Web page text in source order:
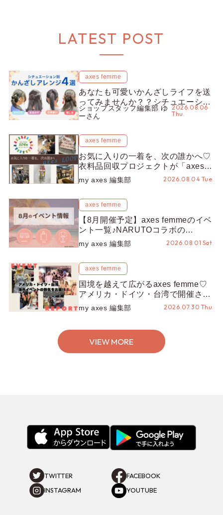
LATEST POST
axes femme
あなたも可愛いかんざしライフを送
ってみませんか？？シチュエーショ
ン別“かんざし”のオススメ【ショッ
プスタッフ編集部】
ショップスタッフ編集部 ゆ
ーさん
2026.08.06
Thu.
axes femme
お気に入りの一着を、次の誰かへ♡
衣料品回収プロジェクトが「axes
LOOP」にアップデート！活用する
とポイントが手に入る◎
my axes 編集部 2026.08.04 Tue.
axes femme
【8月開催予定】axes femmeのイベ
ント一覧♪NARUTOコラボの
REZEN POPUPから、プチYour
Stage.、ティーパーティまで！8月
my axes 編集部 2026.08.01 Sat.
axes femme
国境を越えて広がるaxes femme♡
アメリカ・ドイツ・台湾で開催され
たイベントをお届け！美沙子さんか
らのコメントも♬【海外イベントレ
my axes 編集部 2026.07.30 Thu.
VIEW MORE
TWITTER
FACEBOOK
INSTAGRAM
YOUTUBE